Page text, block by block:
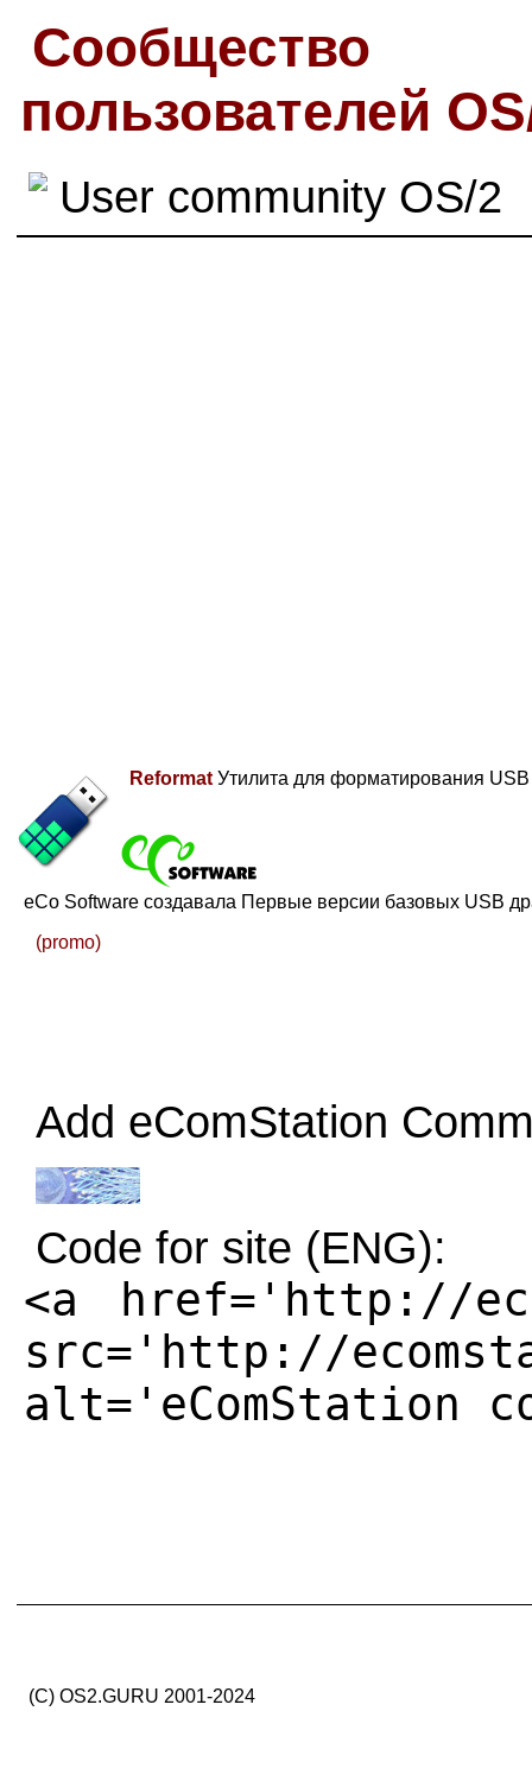
Сообщество
пользователей
Reformat Утилита для форматирования
eCo Software создавала Первые версии базовых USB
(promo)
Add eComStation
Code for site (ENG):
<a href='http://
src='http://
alt='eComStation
(C) OS2.GURU 2001-2024